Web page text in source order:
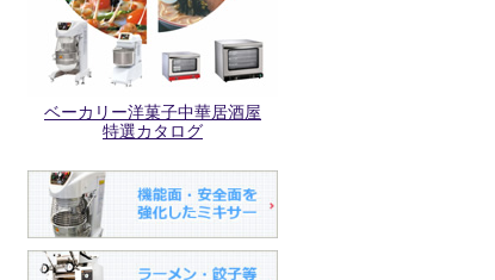
ベーカリー洋菓子中華居酒屋
特選カタログ